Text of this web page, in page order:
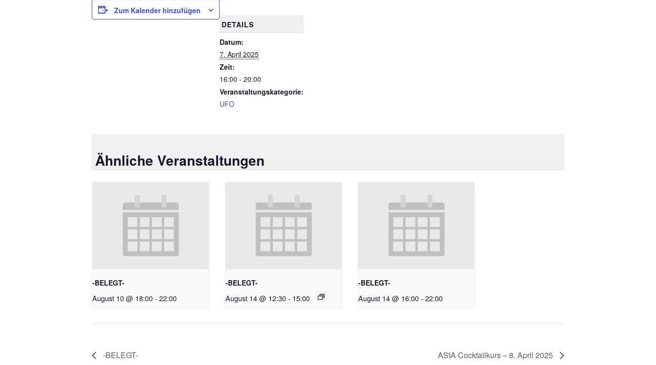
Zum Kalender hinzufügen
DETAILS
Datum:
7. April 2025
Zeit:
16:00 - 20:00
Veranstaltungskategorie:
UFO
Ähnliche Veranstaltungen
-BELEGT-
August 10 @ 18:00 - 22:00
-BELEGT-
August 14 @ 12:30 - 15:00
-BELEGT-
August 14 @ 16:00 - 22:00
-BELEGT- AStA Cocktailkurs – 8. April 2025